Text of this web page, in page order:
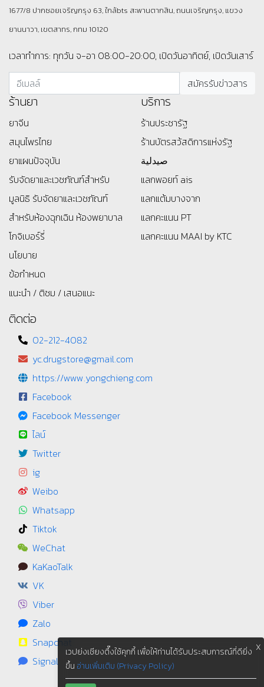
1677/8 ปากซอยเจริญกรุง 63, ใกล้bts สะพานตากสิน, ถนนเจริญกรุง, แขวง
ยานนาวา, เขตสาทร, กทม 10120
เวลาทำการ: ทุกวัน จ-อา 08:00-20:00, เปิดวันอาทิตย์, เปิดวันเสาร์
ร้านยา
ยาจีน
สมุนไพรไทย
ยาแผนปัจจุบัน
รับจัดยาและเวชภัณฑ์สำหรับ
มูลนิธิ รับจัดยาและเวชภัณฑ์
สำหรับห้องฉุกเฉิน ห้องพยาบาล
โกจิเบอร์รี่
นโยบาย
ข้อกำหนด
แนะนำ / ติชม / เสนอแนะ
บริการ
ร้านประชารัฐ
ร้านบัตรสว้สดิการแห่งรัฐ
صيدلية
แลกพอยท์ ais
แลกแต้มบางจาก
แลกคะแนน PT
แลกคะแนน MAAI by KTC
ติดต่อ
02-212-4082
yc.drugstore@gmail.com
https://www.yongchieng.com
Facebook
Facebook Messenger
ไลน์
Twitter
ig
Weibo
Whatsapp
Tiktok
WeChat
KaKaoTalk
VK
Viber
Zalo
Snapchat
Signal
X
เวปย่งเชียงตึ๊งใช้คุกกี้ เพื่อให้ท่านได้รับประสบการณ์ที่ดียิ่ง
ขึ้น อ่านเพิ่มเติม (Privacy Policy)